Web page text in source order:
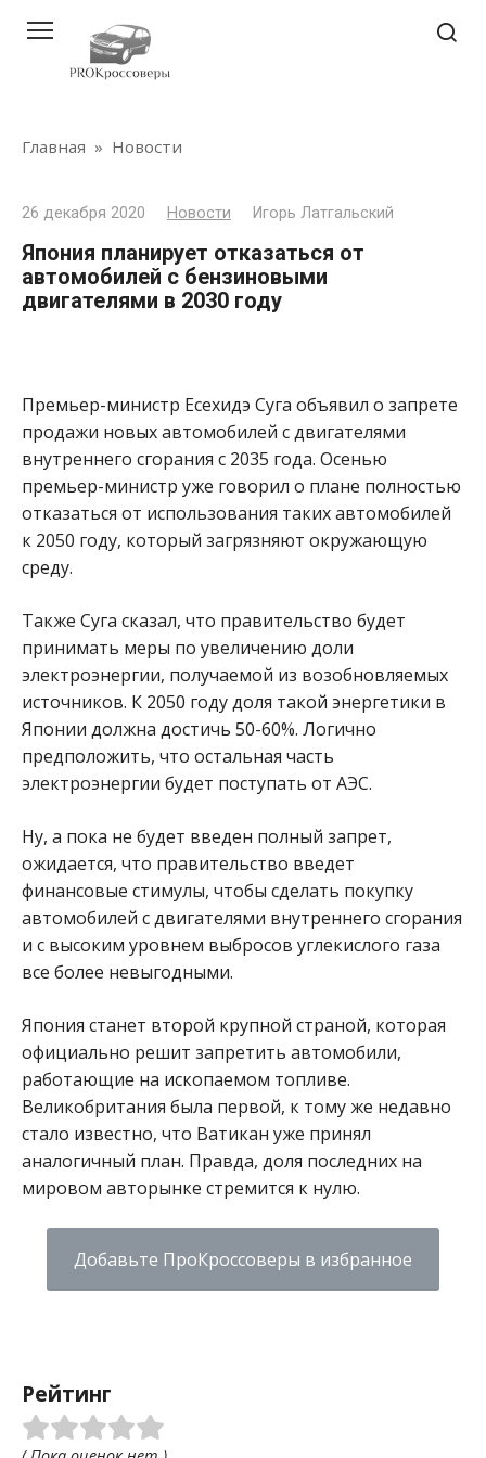
контенту
Главная » Новости
26 декабря 2020 Новости Игорь Латгальский
Япония планирует отказаться от
автомобилей с бензиновыми
двигателями в 2030 году
Премьер-министр Есехидэ Суга объявил о запрете
продажи новых автомобилей с двигателями
внутреннего сгорания с 2035 года. Осенью
премьер-министр уже говорил о плане полностью
отказаться от использования таких автомобилей
к 2050 году, который загрязняют окружающую
среду.
Также Суга сказал, что правительство будет
принимать меры по увеличению доли
электроэнергии, получаемой из возобновляемых
источников. К 2050 году доля такой энергетики в
Японии должна достичь 50-60%. Логично
предположить, что остальная часть
электроэнергии будет поступать от АЭС.
Ну, а пока не будет введен полный запрет,
ожидается, что правительство введет
финансовые стимулы, чтобы сделать покупку
автомобилей с двигателями внутреннего сгорания
и с высоким уровнем выбросов углекислого газа
все более невыгодными.
Япония станет второй крупной страной, которая
официально решит запретить автомобили,
работающие на ископаемом топливе.
Великобритания была первой, к тому же недавно
стало известно, что Ватикан уже принял
аналогичный план. Правда, доля последних на
мировом авторынке стремится к нулю.
Добавьте ПроКроссоверы в избранное
Рейтинг